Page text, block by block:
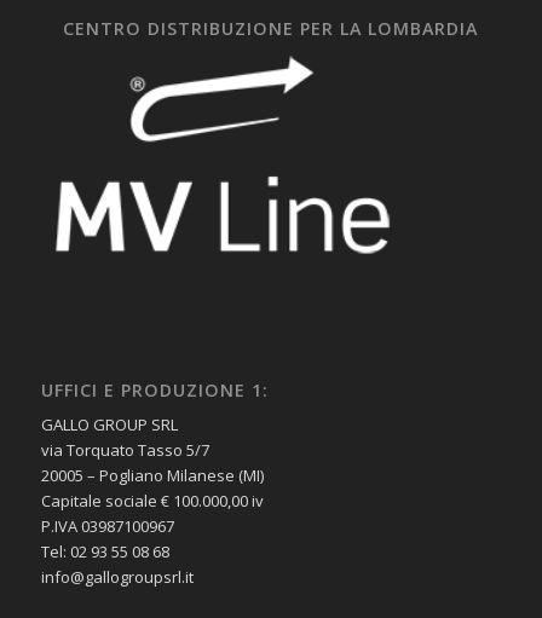
CENTRO DISTRIBUZIONE PER LA LOMBARDIA
UFFICI E PRODUZIONE 1:
GALLO GROUP SRL
via Torquato Tasso 5/7
20005 – Pogliano Milanese (MI)
Capitale sociale € 100.000,00 iv
P.IVA 03987100967
Tel: 02 93 55 08 68
info@gallogroupsrl.it